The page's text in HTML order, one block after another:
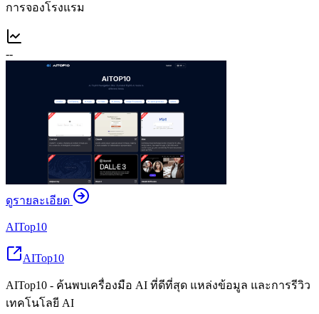
การจองโรงแรม
--
ดูรายละเอียด
AITop10
AITop10
AITop10 - ค้นพบเครื่องมือ AI ที่ดีที่สุด แหล่งข้อมูล และการรีวิว
เทคโนโลยี AI